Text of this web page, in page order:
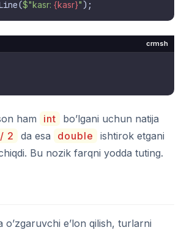
$"kasr: {kasr}"
crmsh
ham int
bo’lgani uchun natija
2 da esa double
ishtirok etgani
Bu nozik farqni yodda tuting.
o’zgaruvchi e’lon qilish, turlarni